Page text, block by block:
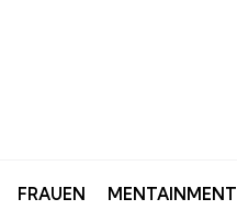
FRAUEN MENTAINMENT